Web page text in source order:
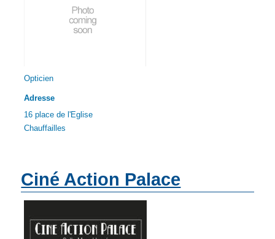
Opticien
Adresse
16 place de l'Eglise
Chauffailles
Ciné Action Palace